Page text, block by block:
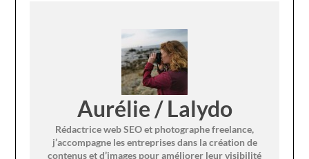
Aurélie / Lalydo
Rédactrice web SEO et photographe freelance,
j’accompagne les entreprises dans la création de
contenus et d’images pour améliorer leur visibilité